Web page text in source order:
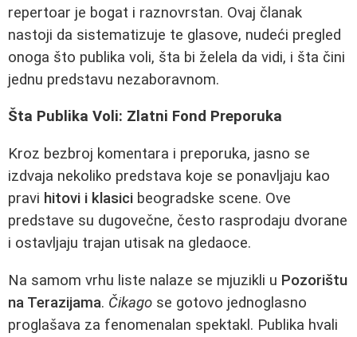
repertoar je bogat i raznovrstan. Ovaj članak
nastoji da sistematizuje te glasove, nudeći pregled
onoga što publika voli, šta bi želela da vidi, i šta čini
jednu predstavu nezaboravnom.
Šta Publika Voli: Zlatni Fond Preporuka
Kroz bezbroj komentara i preporuka, jasno se
izdvaja nekoliko predstava koje se ponavljaju kao
pravi hitovi i klasici beogradske scene. Ove
predstave su dugovečne, često rasprodaju dvorane
i ostavljaju trajan utisak na gledaoce.
Na samom vrhu liste nalaze se mjuzikli u Pozorištu
na Terazijama. Čikago se gotovo jednoglasno
proglašava za fenomenalan spektakl. Publika hvali